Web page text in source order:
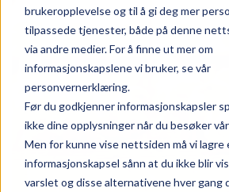
brukeropplevelse og til å gi deg mer
tilpassede tjenester, både på denne
via andre medier. For å finne ut mer om
informasjonskapslene vi bruker, se vår
personvernerklæring.
Før du godkjenner informasjonskapsler
ikke dine opplysninger når du besøker
Men for kunne vise nettsiden må vi lagre
informasjonskapsel sånn at du ikke blir
varslet og disse alternativene hver gang